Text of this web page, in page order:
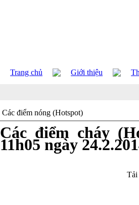
Trang chủ Giới thiệu
Các điểm nóng (Hotspot)
Các điểm cháy
11h05 ngày
Tải